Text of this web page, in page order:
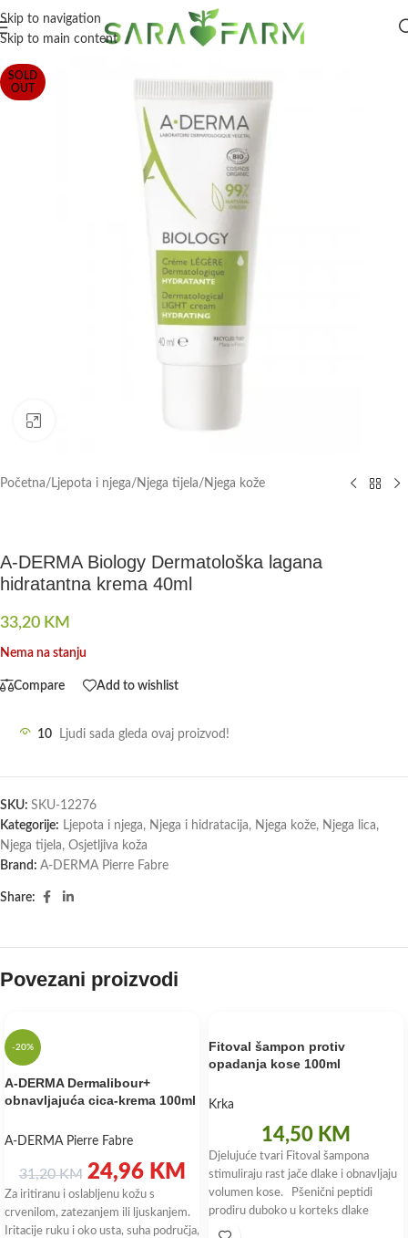
Skip to navigation
Skip to main content
SOLD
OUT
Početna/ Ljepota i njega/ Njega tijela/ Njega kože
A-DERMA Biology Dermatološka lagana
hidratantna krema 40ml
33,20 KM
Nema na stanju
Compare Add to wishlist
10 Ljudi sada gleda ovaj proizvod!
SKU: SKU-12276
Kategorije: Ljepota i njega, Njega i hidratacija, Njega kože, Njega lica,
Njega tijela, Osjetljiva koža
Brand: A-DERMA Pierre Fabre
Share:
Povezani proizvodi
-20%
A-DERMA Dermalibour+
obnavljajuća cica-krema 100ml
A-DERMA Pierre Fabre
31,20KM 24,96 KM
Za iritiranu i oslabljenu kožu s
crvenilom, zatezanjem ili ljuskanjem.
Iritacije ruku i oko usta, suha područja,
Fitoval šampon protiv
opadanja kose 100ml
Krka
14,50 KM
Djelujuće tvari Fitoval šampona
stimuliraju rast jače dlake i obnavljaju
volumen kose. Pšenični peptidi
prodiru duboko u korteks dlake